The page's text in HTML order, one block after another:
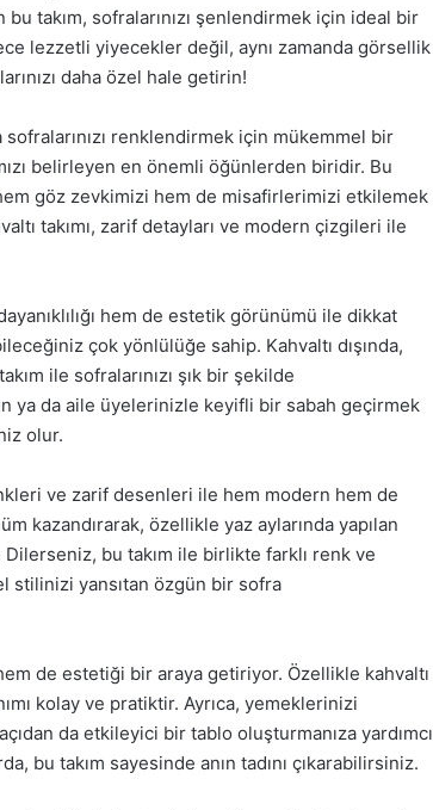
takım, sofralarınızı şenlendirmek için ideal bir
lezzetli yiyecekler değil, aynı zamanda görsellik
daha özel hale getirin!
sofralarınızı renklendirmek için mükemmel bir
belirleyen en önemli öğünlerden biridir. Bu
göz zevkimizi hem de misafirlerimizi etkilemek
takımı, zarif detayları ve modern çizgileri ile
hem de estetik görünümü ile dikkat
çok yönlülüğe sahip. Kahvaltı dışında,
ile sofralarınızı şık bir şekilde
ya da aile üyelerinizle keyifli bir sabah geçirmek
olur.
ve zarif desenleri ile hem modern hem de
kazandırarak, özellikle yaz aylarında yapılan
bu takım ile birlikte farklı renk ve
stilinizi yansıtan özgün bir sofra
de estetiği bir araya getiriyor. Özellikle kahvaltı
kolay ve pratiktir. Ayrıca, yemeklerinizi
da etkileyici bir tablo oluşturmanıza yardımcı
bu takım sayesinde anın tadını çıkarabilirsiniz.